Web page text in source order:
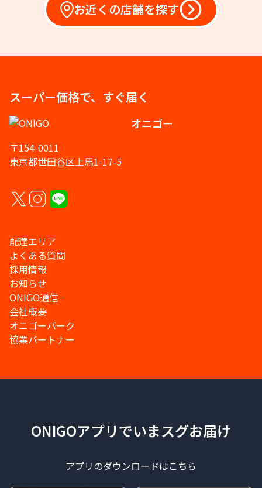
お近くの店舗を探す
スーパー価格で、すぐ届く
オニゴー
〒154-0011
東京都世田谷区上馬1-17-5
配達エリア
よくある質問
採用情報
お知らせ
ONIGO通信
会社概要
オニゴーパーク
協業パートナー
ONIGOアプリでいまスグお届け
アプリのダウンロードはこちら